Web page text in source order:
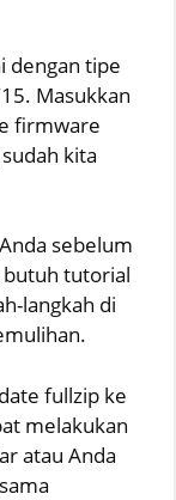
dengan tipe
Masukkan
firmware
kita
sebelum
tutorial
langkah di
fullzip ke
melakukan
atau Anda